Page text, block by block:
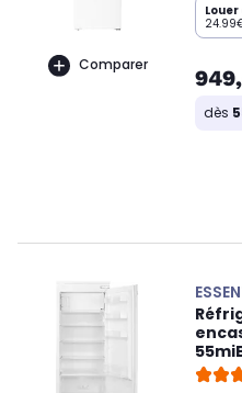
Comparer
dès